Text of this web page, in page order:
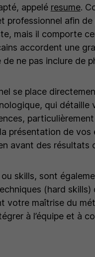
appelé resume.
professionnel afin
mais il comporte
accordent une
ne pas inclure de
se place
qui détaille
présentation de
avant des résultats
skills, sont
(hard
votre maîtrise du
à l’équipe et à